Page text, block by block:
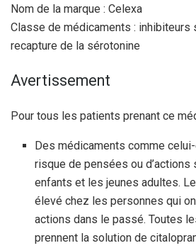
Nom de la marque : Celexa
Classe de médicaments :
recapture de la sérotonine
Avertissement
Pour tous les patients prenant ce
Des médicaments comme
risque de pensées ou
enfants et les jeunes adultes.
élevé chez les personnes qui
actions dans le passé. Toutes
prennent la solution de